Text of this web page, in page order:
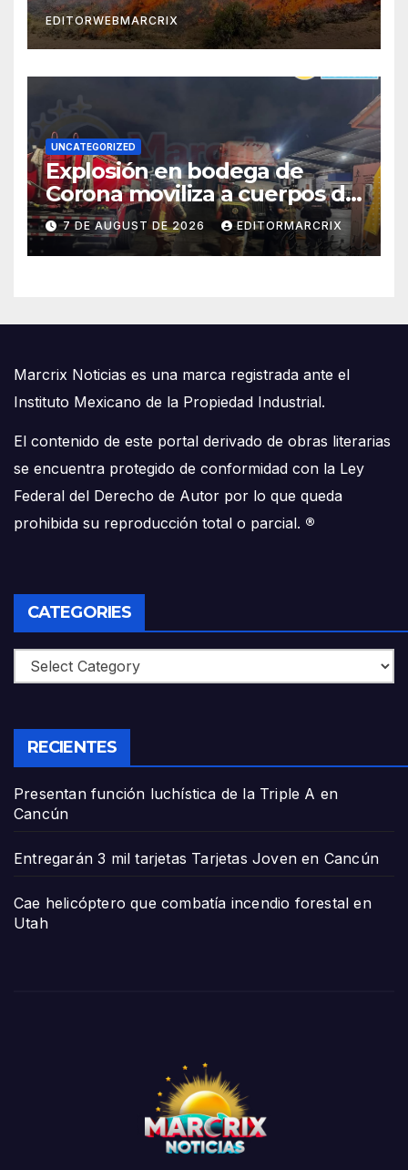
EDITORWEBMARCRIX
UNCATEGORIZED
Explosión en bodega de
Corona moviliza a cuerpos de
emergencia en Cancún
7 DE AUGUST DE 2026 EDITORMARCRIX
Marcrix Noticias es una marca registrada ante el
Instituto Mexicano de la Propiedad Industrial.
El contenido de este portal derivado de obras literarias
se encuentra protegido de conformidad con la Ley
Federal del Derecho de Autor por lo que queda
prohibida su reproducción total o parcial. ®
CATEGORIES
Categories
RECIENTES
Presentan función luchística de la Triple A en
Cancún
Entregarán 3 mil tarjetas Tarjetas Joven en Cancún
Cae helicóptero que combatía incendio forestal en
Utah